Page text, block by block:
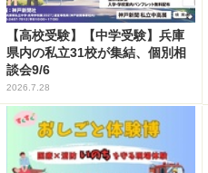
【高校受験】【中学受験】兵庫
県内の私立31校が集結、個別相
談会9/6
2026.7.28